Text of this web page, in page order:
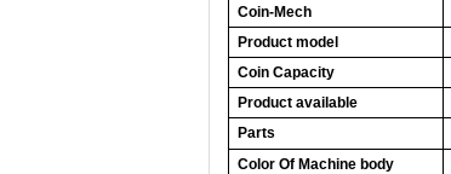
Coin-Mech
Product model
Coin Capacity
Product available
Parts
Color Of Machine body